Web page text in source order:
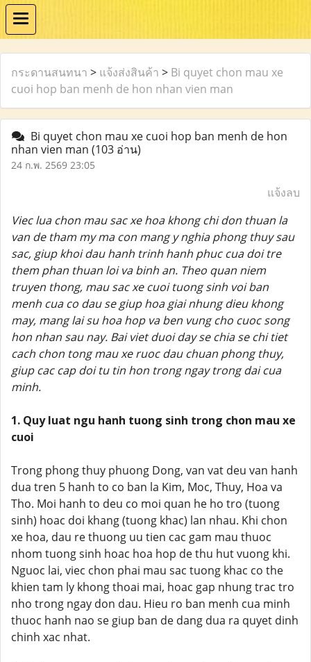
กระดานสนทนา > แจ้งส่งสินค้า > Bi quyet chon mau xe
cuoi hop ban menh de hon nhan vien man
Bi quyet chon mau xe cuoi hop ban menh de hon
nhan vien man (103 อ่าน)
24 ก.พ. 2569 23:05
แจ้งลบ
Viec lua chon mau sac xe hoa khong chi don thuan la
van de tham my ma con mang y nghia phong thuy sau
sac, giup khoi dau hanh trinh hanh phuc cua doi tre
them phan thuan loi va binh an. Theo quan niem
truyen thong, mau sac xe cuoi tuong sinh voi ban
menh cua co dau se giup hoa giai nhung dieu khong
may, mang lai su hoa hop va ben vung cho cuoc song
hon nhan sau nay. Bai viet duoi day se chia se chi tiet
cach chon tong mau xe ruoc dau chuan phong thuy,
giup cac cap doi tu tin hon trong ngay trong dai cua
minh.
1. Quy luat ngu hanh tuong sinh trong chon mau xe
cuoi
Trong phong thuy phuong Dong, van vat deu van hanh
dua tren 5 hanh to co ban la Kim, Moc, Thuy, Hoa va
Tho. Moi hanh to deu co moi quan he ho tro (tuong
sinh) hoac doi khang (tuong khac) lan nhau. Khi chon
xe hoa, dau re thuong uu tien cac gam mau thuoc
nhom tuong sinh hoac hoa hop de thu hut vuong khi.
Nguoc lai, viec chon phai mau sac tuong khac co the
khien tam ly khong thoai mai, hoac gap nhung trac tro
nho trong ngay don dau. Hieu ro ban menh cua minh
thuoc hanh nao se giup ban de dang dua ra quyet dinh
chinh xac nhat.